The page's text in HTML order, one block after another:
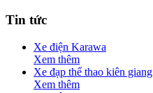
Tin tức
Xe điện Karawa
Xem thêm
Xe đạp thể thao kiên giang
Xem thêm